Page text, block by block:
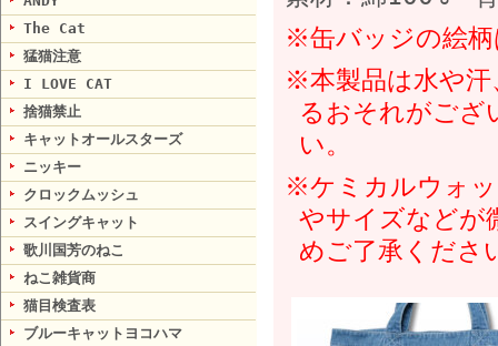
The Cat
猛猫注意
I LOVE CAT
捨猫禁止
キャットオールスターズ
ニッキー
クロックムッシュ
スイングキャット
歌川国芳のねこ
ねこ雑貨商
猫目検査表
ブルーキャットヨコハマ
※缶バッジの絵
※本製品は水や汗
るおそれがござ
い。
※ケミカルウォ
やサイズなどが
めご了承くださ